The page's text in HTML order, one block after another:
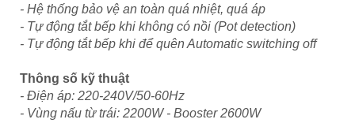
- Hệ thống bảo vệ an toàn quá nhiệt, quá áp
- Tự động tắt bếp khi không có nồi (Pot detection)
- Tự động tắt bếp khi để quên Automatic switching off
Thông số kỹ thuật
- Điện áp: 220-240V/50-60Hz
- Vùng nấu từ trái: 2200W - Booster 2600W